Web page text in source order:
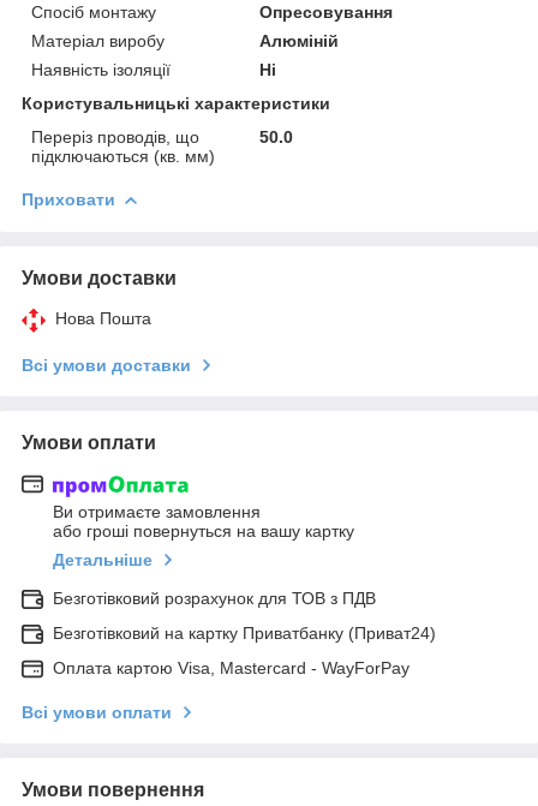
Спосіб монтажу
Опресовування
Матеріал виробу
Алюміній
Наявність ізоляції
Ні
Користувальницькі характеристики
Переріз проводів, що
підключаються (кв. мм)
50.0
Приховати
Умови доставки
Нова Пошта
Всі умови доставки
Умови оплати
Ви отримаєте замовлення
або гроші повернуться на вашу картку
Детальніше
Безготівковий розрахунок для ТОВ з ПДВ
Безготівковий на картку Приватбанку (Приват24)
Оплата картою Visa, Mastercard - WayForPay
Всі умови оплати
Умови повернення